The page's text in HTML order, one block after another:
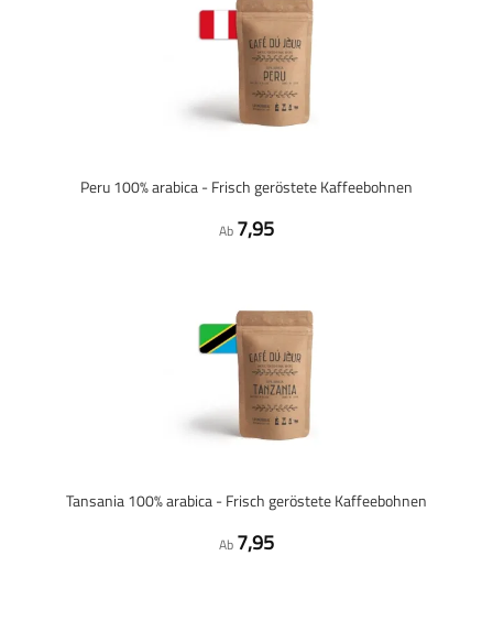
Peru 100% arabica - Frisch geröstete Kaffeebohnen
Ab 7,95
Tansania 100% arabica - Frisch geröstete Kaffeebohnen
Ab 7,95